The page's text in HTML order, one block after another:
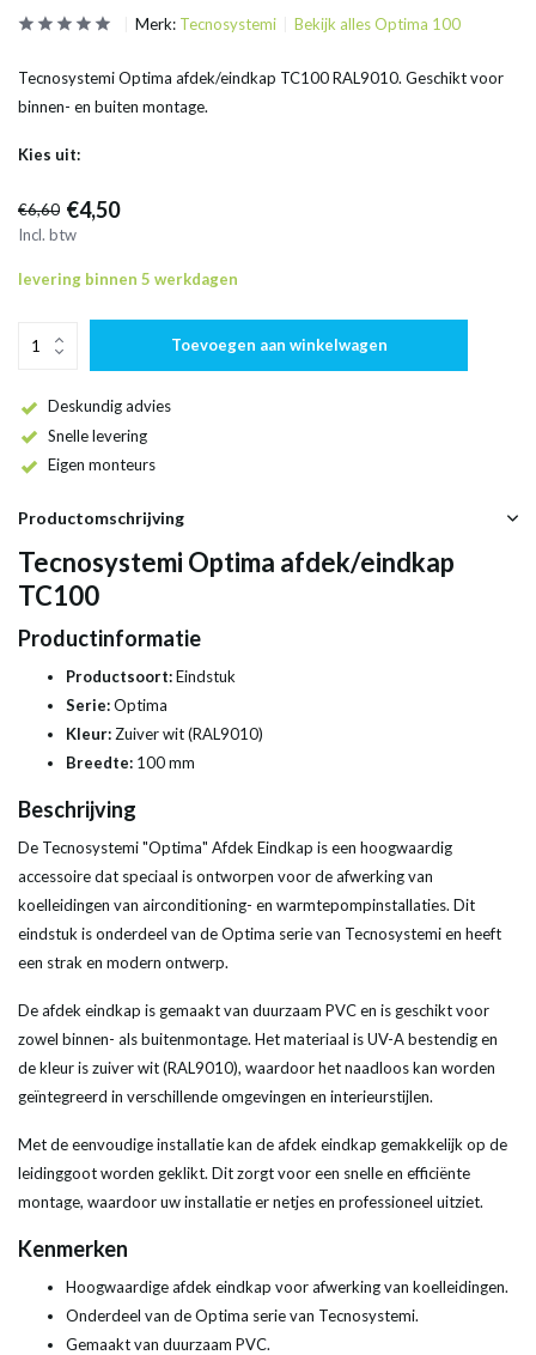
Merk: Tecnosystemi Bekijk alles Optima 100
Tecnosystemi Optima afdek/eindkap TC100 RAL9010. Geschikt voor
binnen- en buiten montage.
Kies uit:
€6,60 €4,50
Incl. btw
levering binnen 5 werkdagen
Toevoegen aan winkelwagen
Deskundig advies
Snelle levering
Eigen monteurs
Productomschrijving
Tecnosystemi Optima afdek/eindkap
TC100
Productinformatie
Productsoort:Eindstuk
Serie:Optima
Kleur: Zuiver wit (RAL9010)
Breedte: 100 mm
Beschrijving
De Tecnosystemi "Optima" Afdek Eindkap is een hoogwaardig
accessoire dat speciaal is ontworpen voor de afwerking van
koelleidingen van airconditioning- en warmtepompinstallaties. Dit
eindstuk is onderdeel van de Optima serie van Tecnosystemi en heeft
een strak en modern ontwerp.
De afdek eindkap is gemaakt van duurzaam PVC en is geschikt voor
zowel binnen- als buitenmontage. Het materiaal is UV-A bestendig en
de kleur is zuiver wit (RAL9010), waardoor het naadloos kan worden
geïntegreerd in verschillende omgevingen en interieurstijlen.
Met de eenvoudige installatie kan de afdek eindkap gemakkelijk op de
leidinggoot worden geklikt. Dit zorgt voor een snelle en efficiënte
montage, waardoor uw installatie er netjes en professioneel uitziet.
Kenmerken
Hoogwaardige afdek eindkap voor afwerking van koelleidingen.
Onderdeel van de Optima serie van Tecnosystemi.
Gemaakt van duurzaam PVC.